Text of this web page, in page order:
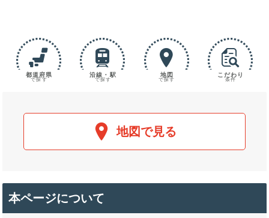
都道府県
で探す
沿線・駅
で探す
地図
で探す
こだわり
条件
地図で見る
本ページについて